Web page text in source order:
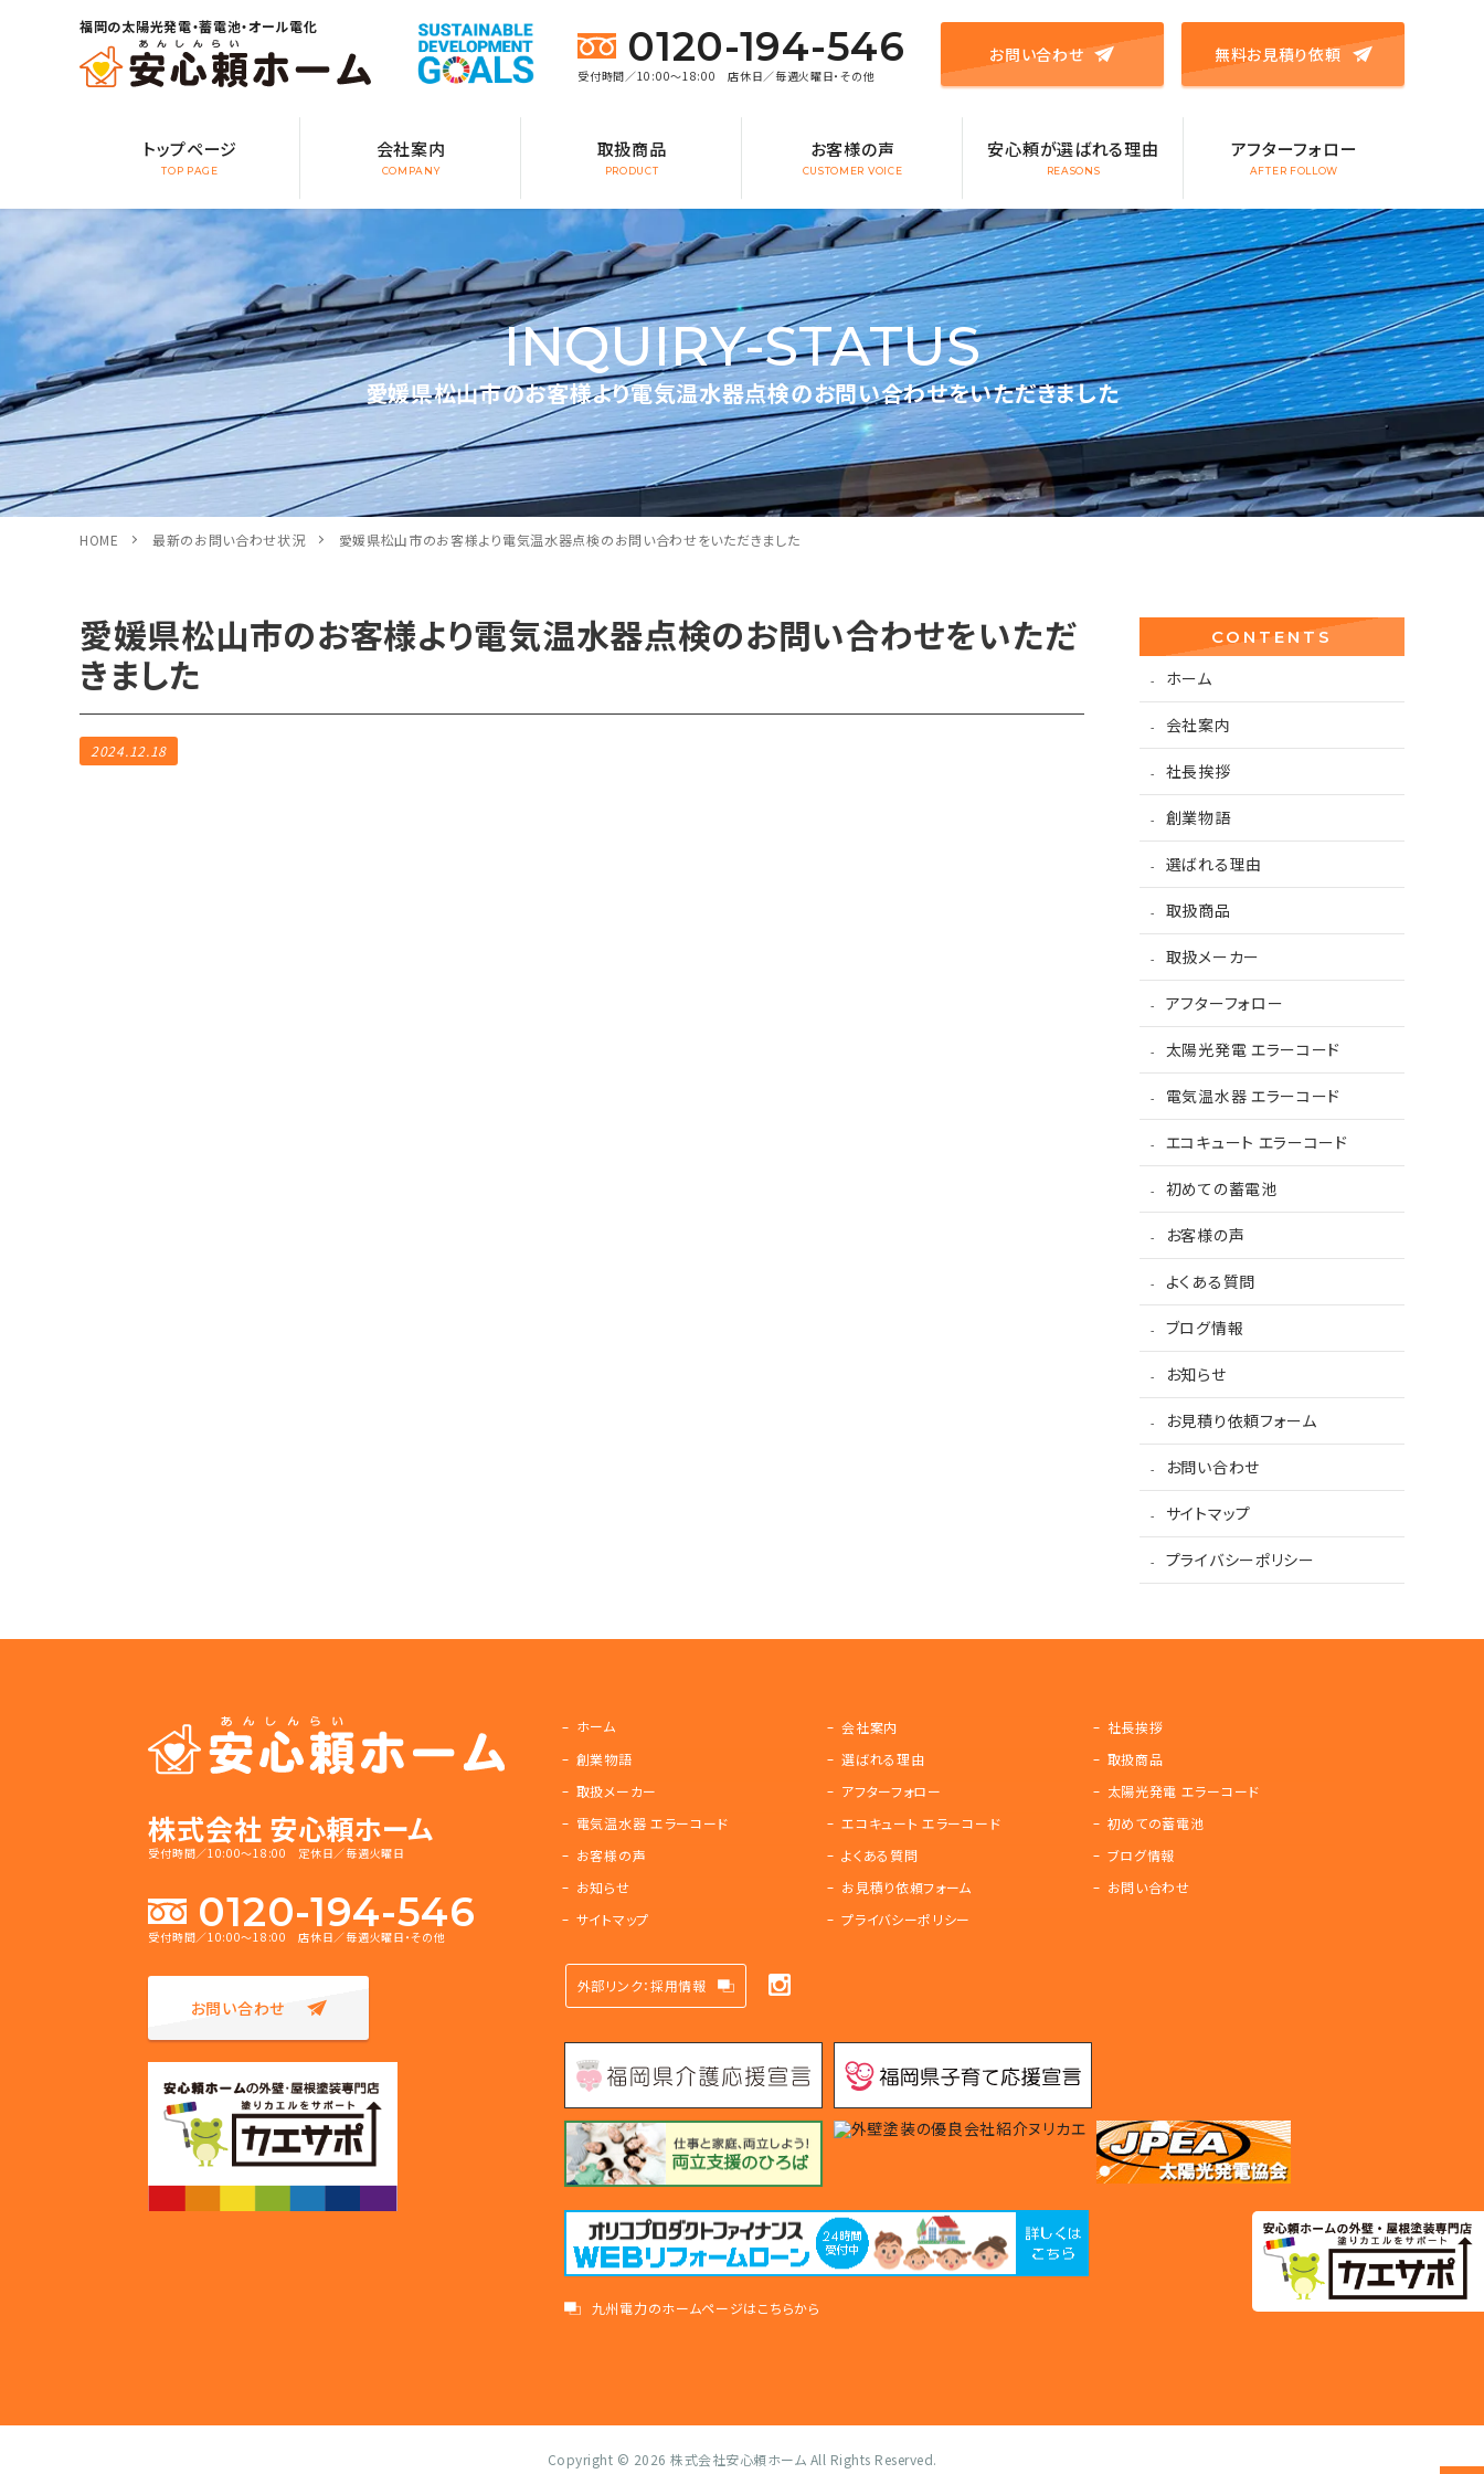
福岡の太陽光発電・蓄電池・オール電化 0120-194-546
受付時間／10:00～18:00 店休日／毎週火曜日・その他
お問い合わせ 無料お見積り依頼
トップページ
TOP PAGE
会社案内
COMPANY
取扱商品
PRODUCT
お客様の声
CUSTOMER VOICE
安心頼が選ばれる理由
REASONS
アフターフォロー
AFTER FOLLOW
INQUIRY-STATUS
愛媛県松山市のお客様より電気温水器点検のお問い合わせをいただきました
HOME 最新のお問い合わせ状況 愛媛県松山市のお客様より電気温水器点検のお問い合わせをいただきました
愛媛県松山市のお客様より電気温水器点検のお問い合わせをいただ
きました
2024.12.18
CONTENTS
ホーム
会社案内
社長挨拶
創業物語
選ばれる理由
取扱商品
取扱メーカー
アフターフォロー
太陽光発電 エラーコード
電気温水器 エラーコード
エコキュート エラーコード
初めての蓄電池
お客様の声
よくある質問
ブログ情報
お知らせ
お見積り依頼フォーム
お問い合わせ
サイトマップ
プライバシーポリシー
株式会社 安心頼ホーム
受付時間／10:00～18:00 定休日／毎週火曜日
0120-194-546
受付時間／10:00～18:00 店休日／毎週火曜日・その他
お問い合わせ
ホーム 会社案内
社長挨拶
創業物語
選ばれる理由
取扱商品
取扱メーカー
アフターフォロー
太陽光発電 エラーコード
電気温水器 エラーコード
エコキュート エラーコード
初めての蓄電池
お客様の声
よくある質問
ブログ情報
お知らせ
お見積り依頼フォーム
お問い合わせ
サイトマップ
プライバシーポリシー
外部リンク：採用情報
九州電力のホームページはこちらから
Copyright © 2026 株式会社安心頼ホーム All Rights Reserved.